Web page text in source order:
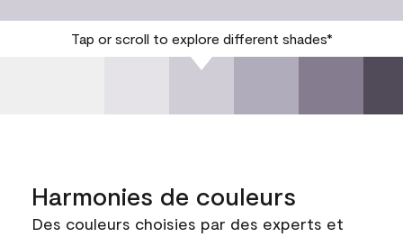
Tap or scroll to explore different shades*
Harmonies de couleurs
Des couleurs choisies par des experts et